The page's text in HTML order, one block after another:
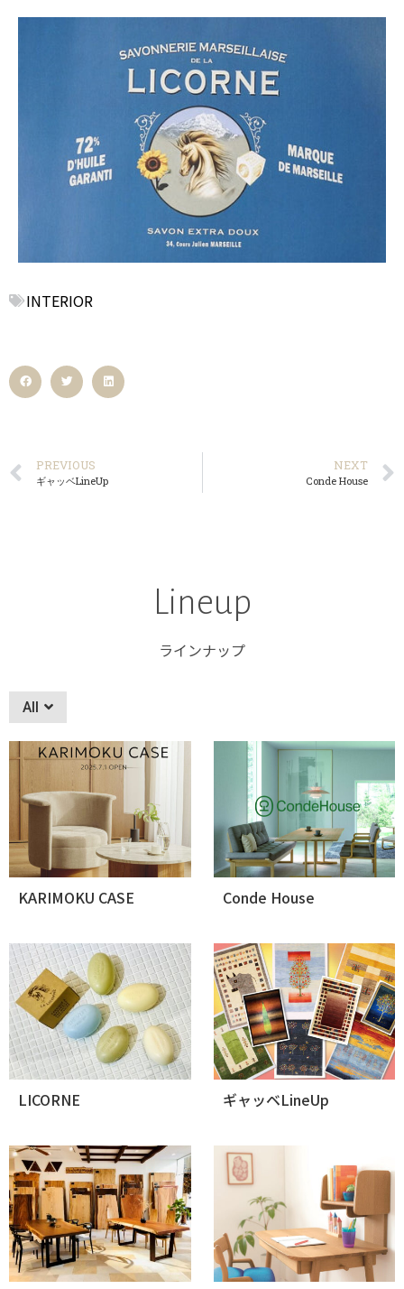
INTERIOR
PREVIOUS
ギャッベLineUp
NEXT
Conde House
Lineup
ラインナップ
All
KARIMOKU CASE Conde House
LICORNE ギャッベLineUp